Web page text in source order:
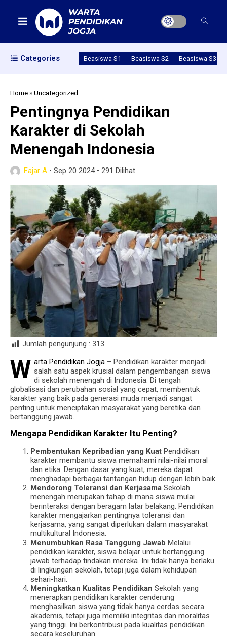
Categories Beasiswa S1 Beasiswa S2 Beasiswa S3
Home »Uncategorized
Pentingnya Pendidikan
Karakter di Sekolah
Menengah Indonesia
Fajar A • Sep 20 2024• 291 Dilihat
Jumlah pengunjung : 313
W arta Pendidikan Jogja – Pendidikan karakter menjadi
salah satu aspek krusial dalam pengembangan siswa
di sekolah menengah di Indonesia. Di tengah
globalisasi dan perubahan sosial yang cepat, membentuk
karakter yang baik pada generasi muda menjadi sangat
penting untuk menciptakan masyarakat yang beretika dan
bertanggung jawab.
Mengapa Pendidikan Karakter Itu Penting?
Pembentukan Kepribadian yang Kuat Pendidikan
karakter membantu siswa memahami nilai-nilai moral
dan etika. Dengan dasar yang kuat, mereka dapat
menghadapi berbagai tantangan hidup dengan lebih baik.
Mendorong Toleransi dan Kerjasama Sekolah
menengah merupakan tahap di mana siswa mulai
berinteraksi dengan beragam latar belakang. Pendidikan
karakter mengajarkan pentingnya toleransi dan
kerjasama, yang sangat diperlukan dalam masyarakat
multikultural Indonesia.
Menumbuhkan Rasa Tanggung Jawab Melalui
pendidikan karakter, siswa belajar untuk bertanggung
jawab terhadap tindakan mereka. Ini tidak hanya berlaku
di lingkungan sekolah, tetapi juga dalam kehidupan
sehari-hari.
Meningkatkan Kualitas Pendidikan Sekolah yang
menerapkan pendidikan karakter cenderung
menghasilkan siswa yang tidak hanya cerdas secara
akademis, tetapi juga memiliki integritas dan moralitas
yang tinggi. Ini berkontribusi pada kualitas pendidikan
secara keseluruhan.